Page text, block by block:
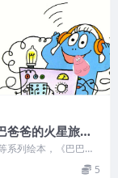
爸爸的火星旅
系列绘本，《巴巴爸
这是原创于法国的一
5